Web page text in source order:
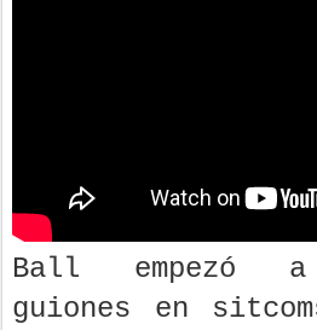
Ball empezó a
guiones en